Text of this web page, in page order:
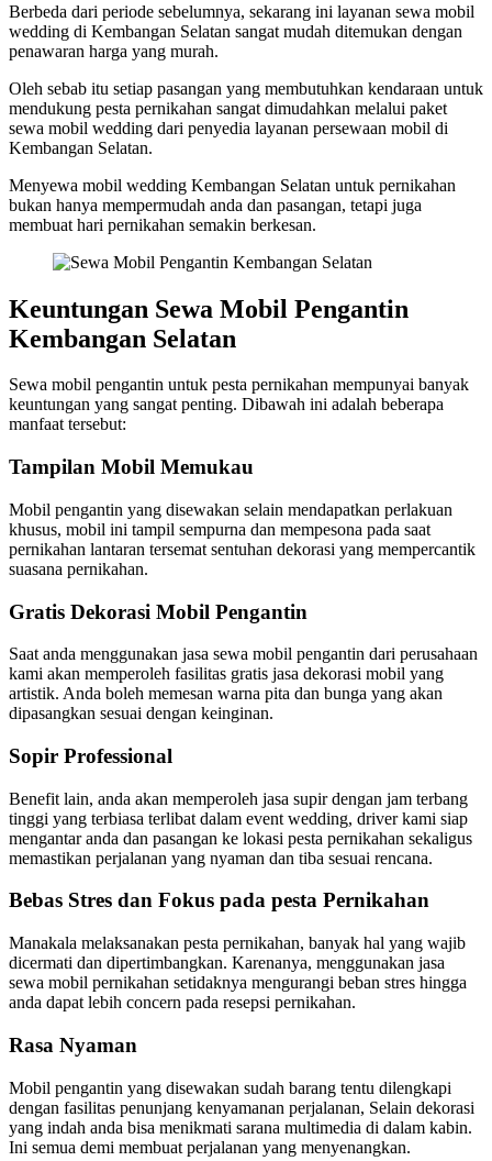
Berbeda dari periode sebelumnya, sekarang ini layanan sewa mobil
wedding di Kembangan Selatan sangat mudah ditemukan dengan
penawaran harga yang murah.
Oleh sebab itu setiap pasangan yang membutuhkan kendaraan untuk
mendukung pesta pernikahan sangat dimudahkan melalui paket
sewa mobil wedding dari penyedia layanan persewaan mobil di
Kembangan Selatan.
Menyewa mobil wedding Kembangan Selatan untuk pernikahan
bukan hanya mempermudah anda dan pasangan, tetapi juga
membuat hari pernikahan semakin berkesan.
Keuntungan Sewa Mobil Pengantin
Kembangan Selatan
Sewa mobil pengantin untuk pesta pernikahan mempunyai banyak
keuntungan yang sangat penting. Dibawah ini adalah beberapa
manfaat tersebut:
Tampilan Mobil Memukau
Mobil pengantin yang disewakan selain mendapatkan perlakuan
khusus, mobil ini tampil sempurna dan mempesona pada saat
pernikahan lantaran tersemat sentuhan dekorasi yang mempercantik
suasana pernikahan.
Gratis Dekorasi Mobil Pengantin
Saat anda menggunakan jasa sewa mobil pengantin dari perusahaan
kami akan memperoleh fasilitas gratis jasa dekorasi mobil yang
artistik. Anda boleh memesan warna pita dan bunga yang akan
dipasangkan sesuai dengan keinginan.
Sopir Professional
Benefit lain, anda akan memperoleh jasa supir dengan jam terbang
tinggi yang terbiasa terlibat dalam event wedding, driver kami siap
mengantar anda dan pasangan ke lokasi pesta pernikahan sekaligus
memastikan perjalanan yang nyaman dan tiba sesuai rencana.
Bebas Stres dan Fokus pada pesta Pernikahan
Manakala melaksanakan pesta pernikahan, banyak hal yang wajib
dicermati dan dipertimbangkan. Karenanya, menggunakan jasa
sewa mobil pernikahan setidaknya mengurangi beban stres hingga
anda dapat lebih concern pada resepsi pernikahan.
Rasa Nyaman
Mobil pengantin yang disewakan sudah barang tentu dilengkapi
dengan fasilitas penunjang kenyamanan perjalanan, Selain dekorasi
yang indah anda bisa menikmati sarana multimedia di dalam kabin.
Ini semua demi membuat perjalanan yang menyenangkan.